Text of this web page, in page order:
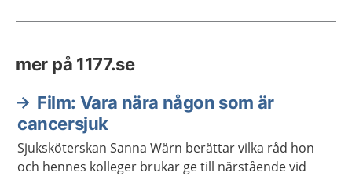
mer på 1177.se
Film: Vara nära någon som är
cancersjuk
Sjuksköterskan Sanna Wärn berättar vilka råd hon
och hennes kolleger brukar ge till närstående vid